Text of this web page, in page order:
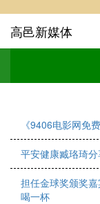
高邑新媒体
《9406电影网免
平安健康臧珞琦
担任金球奖颁奖
喝一杯